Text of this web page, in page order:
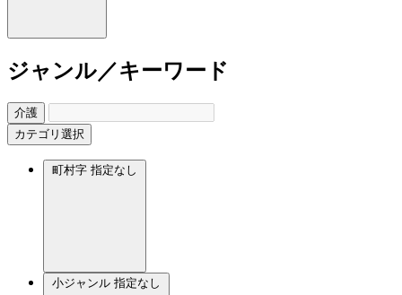
ジャンル／キーワード
介護
カテゴリ選択
町村字 指定なし
小ジャンル 指定なし